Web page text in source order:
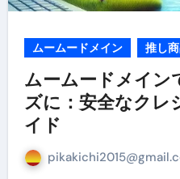
ムームードメイン 推し
ムームードメイン
ズに：安全なクレ
イド